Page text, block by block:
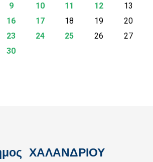
9 10 11 12
13
16 17 18 19
20
23 24 25 26
27
30